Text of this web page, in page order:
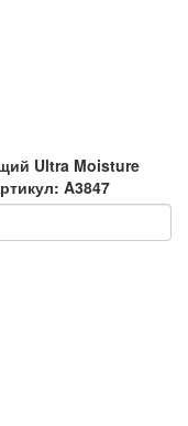
Ultra Moisture
A3847